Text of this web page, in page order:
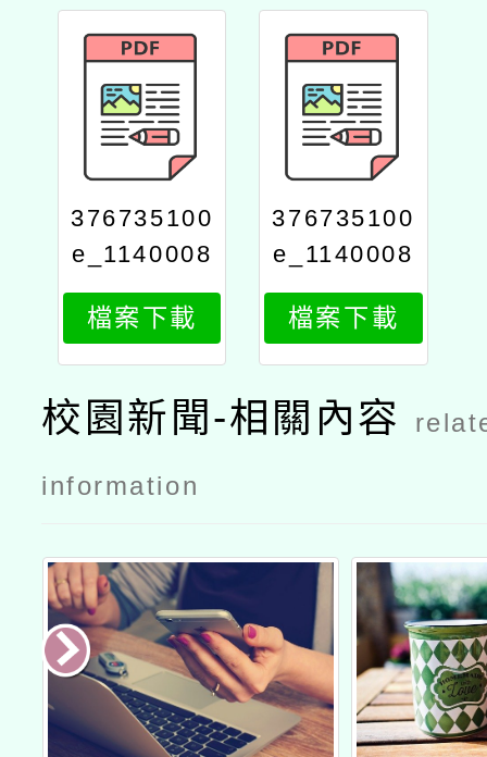
376735100
e_1140008
926_attach
2
檔案下載
376735100
e_1140008
926_attach
1
檔案下載
校園新聞-相關內容
information